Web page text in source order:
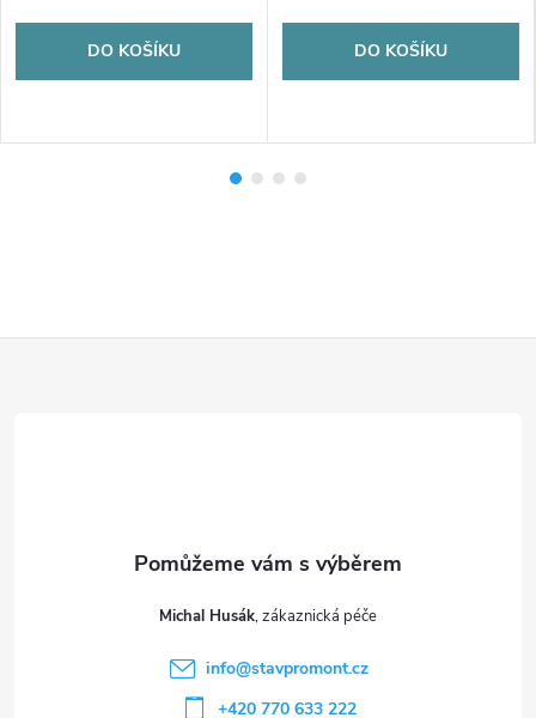
DO KOŠÍKU DO KOŠÍKU
Michal Husák
info@stavpromont.cz
+420 770 633 222